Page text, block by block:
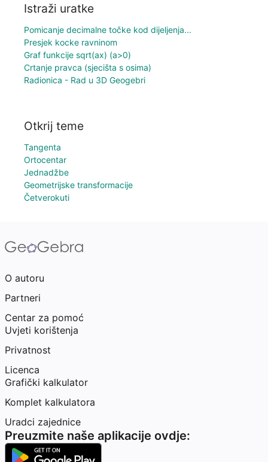
Istraži uratke
Pomicanje decimalne točke kod dijeljenja...
Presjek kocke ravninom
Graf funkcije sqrt(ax) (a>0)
Crtanje pravca (sjecišta s osima)
Radionica - Rad u 3D Geogebri
Otkrij teme
Tangenta
Ortocentar
Jednadžbe
Geometrijske transformacije
Četverokuti
O autoru
Partneri
Centar za pomoć
Uvjeti korištenja
Privatnost
Licenca
Grafički kalkulator
Komplet kalkulatora
Uradci zajednice
Preuzmite naše aplikacije ovdje: